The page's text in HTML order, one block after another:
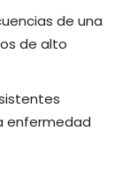
de una
de alto
enfermedad